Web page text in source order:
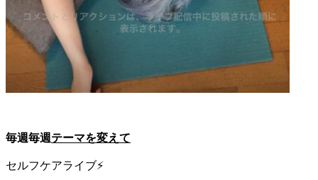
毎週毎週テーマを変えて
セルフケアライブ⚡️